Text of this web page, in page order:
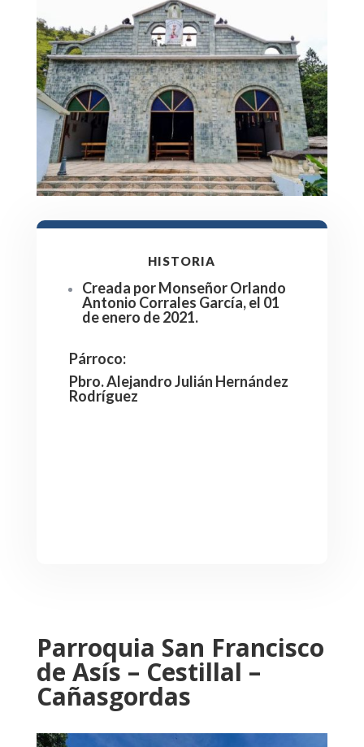
HISTORIA
Creada por Monseñor Orlando
Antonio Corrales García, el 01
de enero de 2021.
Párroco:
Pbro. Alejandro Julián Hernández
Rodríguez
Parroquia San Francisco
de Asís – Cestillal –
Cañasgordas